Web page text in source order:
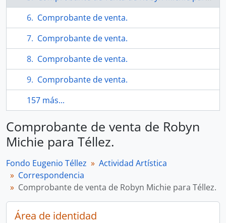
Comprobante de venta.
Comprobante de venta.
Comprobante de venta.
Comprobante de venta.
157 más...
Comprobante de venta de Robyn
Michie para Téllez.
Fondo Eugenio Téllez
Actividad Artística
Correspondencia
Comprobante de venta de Robyn Michie para Téllez.
Área de identidad